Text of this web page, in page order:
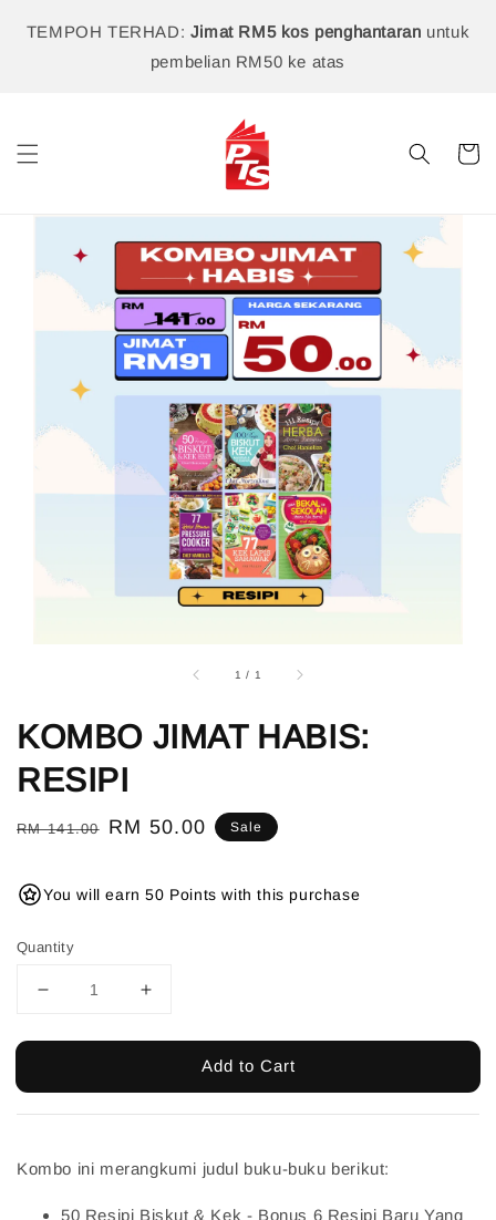
TEMPOH TERHAD: Jimat RM5 kos penghantaran untuk
pembelian RM50 ke atas
1 / 1
KOMBO JIMAT HABIS:
RESIPI
Regular
RM 141.00
Sale
RM 50.00 Sale
You will earn 50 Points with this purchase
Quantity
Add to Cart
Kombo ini merangkumi judul buku-buku berikut:
50 Resipi Biskut & Kek - Bonus 6 Resipi Baru Yang